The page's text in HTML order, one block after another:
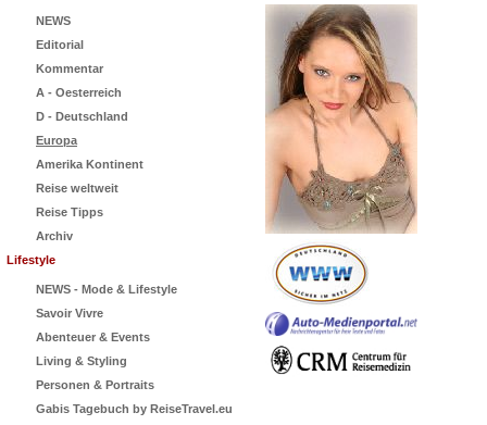
NEWS
Editorial
Kommentar
A - Oesterreich
D - Deutschland
Europa
Amerika Kontinent
Reise weltweit
Reise Tipps
Archiv
Lifestyle
NEWS - Mode & Lifestyle
Savoir Vivre
Abenteuer & Events
Living & Styling
Personen & Portraits
Gabis Tagebuch by ReiseTravel.eu